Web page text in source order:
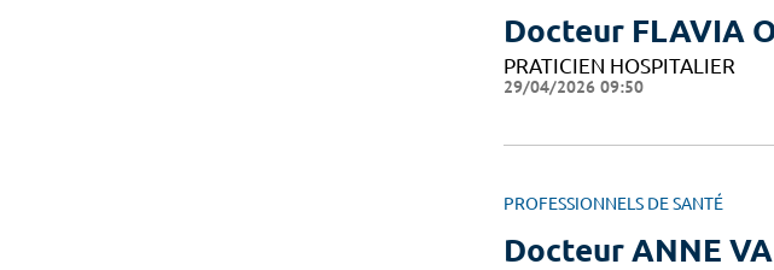
Docteur FLAVIA
PRATICIEN HOSPITALIER
29/04/2026 09:50
PROFESSIONNELS DE SANTÉ
Docteur ANNE